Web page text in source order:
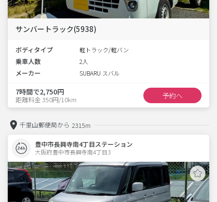
サンバートラック(5938)
ボディタイプ 軽トラック/軽バン
乗車人数 2人
メーカー SUBARU スバル
7時間で2,750円
距離料金 350円/10km 予約へ
千里山郵便局から 2315m
豊中市長興寺南4丁目ステーション
大阪府豊中市長興寺南4丁目3